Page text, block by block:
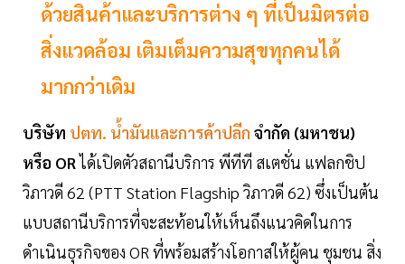
ด้วยสินค้าและบริการต่าง ๆ ที่เป็นมิตรต่อ
สิ่งแวดล้อม เติมเต็มความสุขทุกคนได้
มากกว่าเดิม
บริษัท ปตท. น้ำมันและการค้าปลีก จำกัด (มหาชน)
หรือ ORได้เปิดตัวสถานีบริการ พีทีที สเตชั่น แฟลกชิป
วิภาวดี 62 (PTT Station Flagship วิภาวดี 62) ซึ่งเป็นต้น
แบบสถานีบริการที่จะสะท้อนให้เห็นถึงแนวคิดในการ
ดำเนินธุรกิจของ OR ที่พร้อมสร้างโอกาสให้ผู้คน ชุมชน สิ่ง